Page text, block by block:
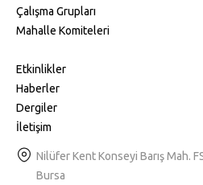
Çalışma Grupları
Mahalle Komiteleri
Etkinlikler
Haberler
Dergiler
İletişim
Nilüfer Kent Konseyi Barış Mah.
Bursa